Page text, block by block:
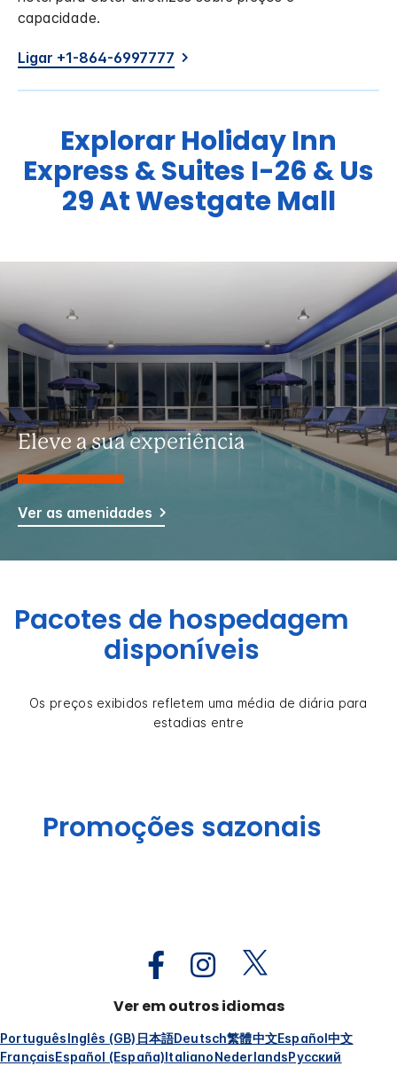
capacidade.
Ligar +1-864-6997777
ExplorarHoliday Inn
Express & Suites I-26 & Us
29 At Westgate Mall
Eleve a sua experiência
Ver as amenidades
Pacotes de hospedagem
disponíveis
Os preços exibidos refletem uma média de diária para
estadias entre
Promoções sazonais
Ver em outros idiomas
PortuguêsInglês (GB) 日本語Deutsch繁體中文Español中文
FrançaisEspañol (España)ItalianoNederlandsРусский